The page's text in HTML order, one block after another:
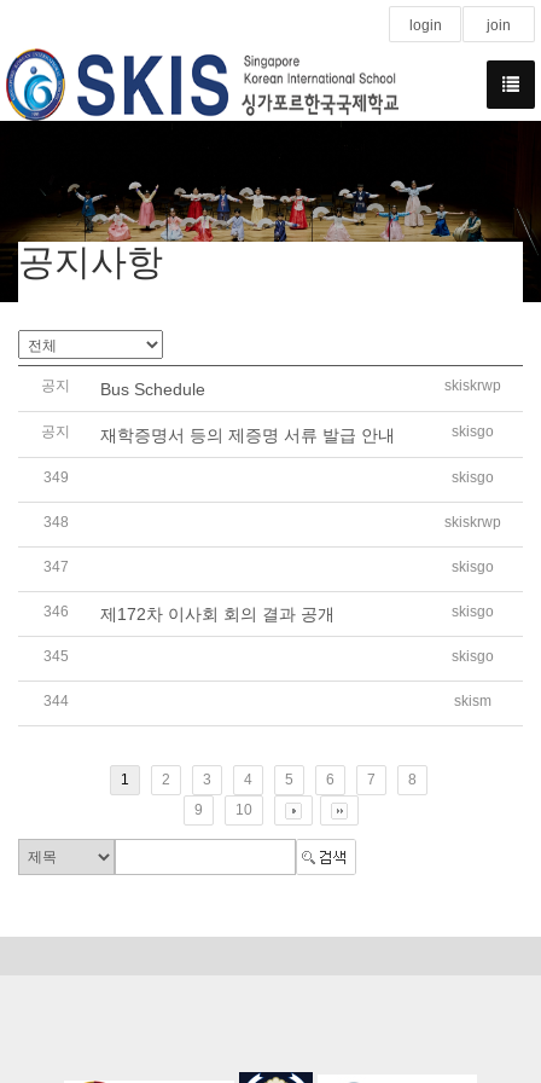
login join
공지사항
공지 Bus Schedule skiskrwp
공지 재학증명서 등의 제증명 서류 발급 안내 skisgo
349 2026학년도 제3회 학교운영위원회 임시회 회의결과
skisgo
348 제108회 한국어능력시험 접수 안내 (108th TOPIK Notice)
skiskrwp
347 2026학년도 2학기 신입생 및 전편입생 모집 일정 안내
skisgo
346 제172차 이사회 회의 결과 공개 skisgo
345 2026학년도 제2회 학교운영위원회 임시회 회의결과
skisgo
344 2026학년도 싱가포르한국국제학교 학업성적관리규정
skism
1 2 3 4 5 6 7
8
9
10